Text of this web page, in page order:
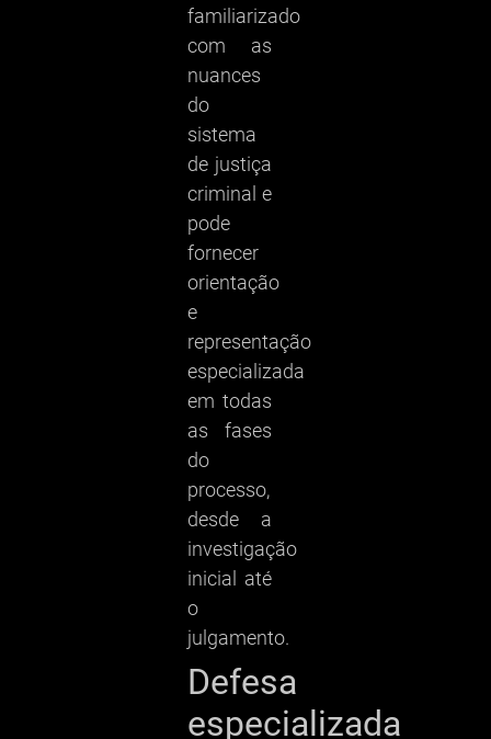
familiarizado
com as
nuances
do
sistema
de justiça
criminal e
pode
fornecer
orientação
e
representação
especializada
em todas
as fases
do
processo,
desde a
investigação
inicial até
o
julgamento.
Defesa
especializada